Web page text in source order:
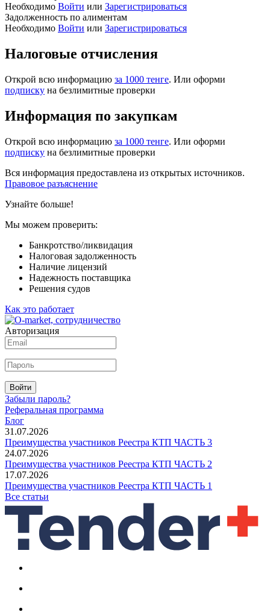
Необходимо Войти или Зарегистрироваться
Задолженность по алиментам
Необходимо Войти или Зарегистрироваться
Налоговые отчисления
Открой всю информацию за 1000 тенге. Или оформи
подписку на безлимитные проверки
Информация по закупкам
Открой всю информацию за 1000 тенге. Или оформи
подписку на безлимитные проверки
Вся информация предоставлена из открытых источников.
Правовое разъяснение
Узнайте больше!
Мы можем проверить:
Банкротство/ликвидация
Налоговая задолженность
Наличие лицензий
Надежность поставщика
Решения судов
Как это работает
Авторизация
Войти
Забыли пароль?
Реферальная программа
Блог
31.07.2026
Преимущества участников Реестра КТП ЧАСТЬ 3
24.07.2026
Преимущества участников Реестра КТП ЧАСТЬ 2
17.07.2026
Преимущества участников Реестра КТП ЧАСТЬ 1
Все статьи